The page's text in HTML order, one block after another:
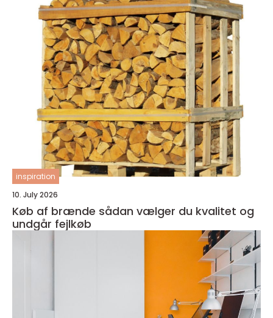
inspiration
10. July 2026
Køb af brænde sådan vælger du kvalitet og
undgår fejlkøb